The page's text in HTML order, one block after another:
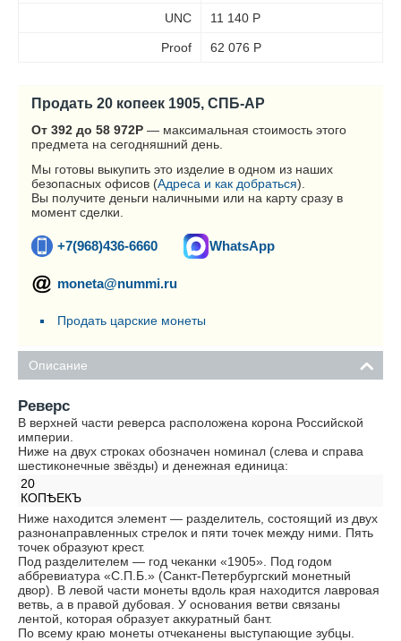
UNC 11 140 Р
Proof 62 076 Р
Продать 20 копеек 1905, СПБ-АР
От 392 до 58 972Р — максимальная стоимость этого
предмета на сегодняшний день.
Мы готовы выкупить это изделие в одном из наших
безопасных офисов (Адреса и как добраться).
Вы получите деньги наличными или на карту сразу в
момент сделки.
+7(968)436-6660 WhatsApp
moneta@nummi.ru
Продать царские монеты
Описание
Реверс
В верхней части реверса расположена корона Российской
империи.
Ниже на двух строках обозначен номинал (слева и справа
шестиконечные звёзды) и денежная единица:
20
КОПѢЕКЪ
Ниже находится элемент — разделитель, состоящий из двух
разнонаправленных стрелок и пяти точек между ними. Пять
точек образуют крест.
Под разделителем — год чеканки «1905». Под годом
аббревиатура «С.П.Б.» (Санкт-Петербургский монетный
двор). В левой части монеты вдоль края находится лавровая
ветвь, а в правой дубовая. У основания ветви связаны
лентой, которая образует аккуратный бант.
По всему краю монеты отчеканены выступающие зубцы.